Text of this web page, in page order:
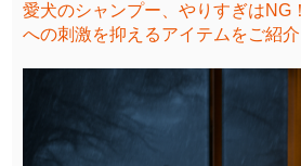
愛犬のシャンプー、やりすぎはNG
への刺激を抑えるアイテムをご紹介